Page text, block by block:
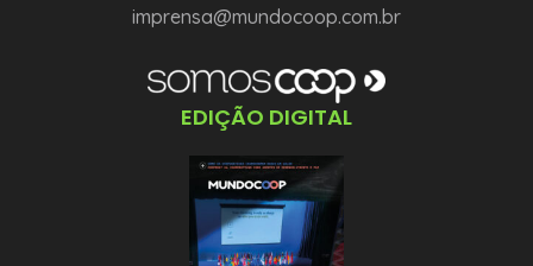
imprensa@mundocoop.com.br
EDIÇÃO DIGITAL